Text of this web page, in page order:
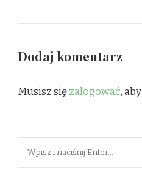
Dodaj komentarz
Musisz sięzalogować,
Szukasz